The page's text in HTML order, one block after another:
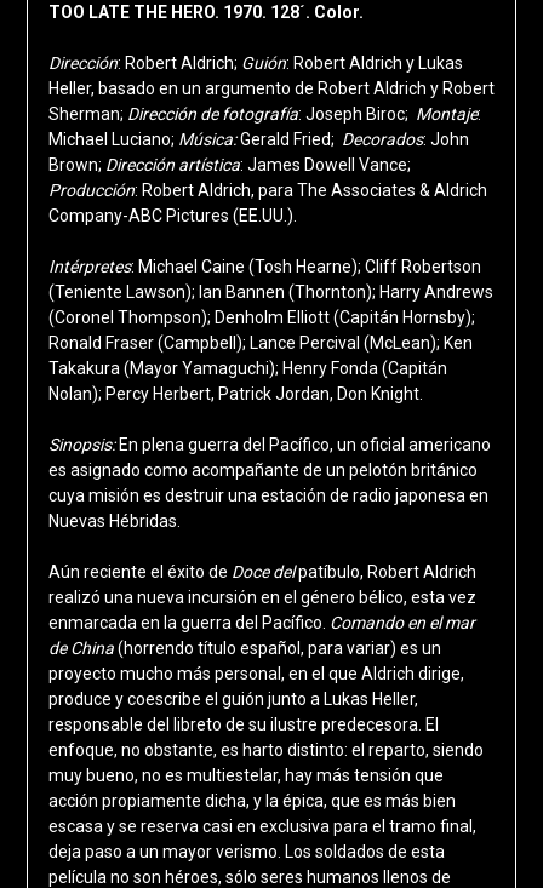
TOO LATE THE HERO. 1970. 128´. Color.
Dirección: Robert Aldrich; Guión: Robert Aldrich y Lukas
Heller, basado en un argumento de Robert Aldrich y Robert
Sherman; Dirección de fotografía: Joseph Biroc; Montaje:
Michael Luciano; Música:Gerald Fried; Decorados: John
Brown; Dirección artística: James Dowell Vance;
Producción: Robert Aldrich, para The Associates & Aldrich
Company-ABC Pictures (EE.UU.).
Intérpretes: Michael Caine (Tosh Hearne); Cliff Robertson
(Teniente Lawson); Ian Bannen (Thornton); Harry Andrews
(Coronel Thompson); Denholm Elliott (Capitán Hornsby);
Ronald Fraser (Campbell); Lance Percival (McLean); Ken
Takakura (Mayor Yamaguchi); Henry Fonda (Capitán
Nolan); Percy Herbert, Patrick Jordan, Don Knight.
Sinopsis: En plena guerra del Pacífico, un oficial americano
es asignado como acompañante de un pelotón británico
cuya misión es destruir una estación de radio japonesa en
Nuevas Hébridas.
Aún reciente el éxito de Doce delpatíbulo, Robert Aldrich
realizó una nueva incursión en el género bélico, esta vez
enmarcada en la guerra del Pacífico. Comando en el mar
de China(horrendo título español, para variar) es un
proyecto mucho más personal, en el que Aldrich dirige,
produce y coescribe el guión junto a Lukas Heller,
responsable del libreto de su ilustre predecesora. El
enfoque, no obstante, es harto distinto: el reparto, siendo
muy bueno, no es multiestelar, hay más tensión que
acción propiamente dicha, y la épica, que es más bien
escasa y se reserva casi en exclusiva para el tramo final,
deja paso a un mayor verismo. Los soldados de esta
película no son héroes, sólo seres humanos llenos de